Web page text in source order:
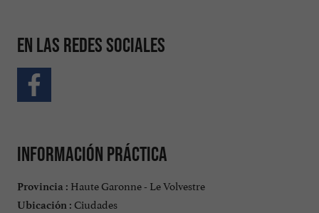
En las redes sociales
Información práctica
Provincia : Haute Garonne - Le Volvestre
Ubicación : Ciudades